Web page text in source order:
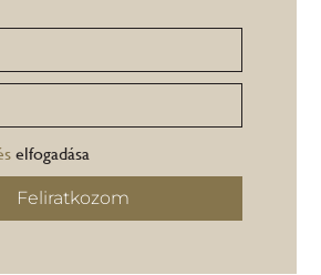
elfogadása
Feliratkozom